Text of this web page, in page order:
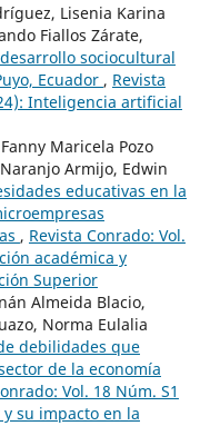
Lisenia Karina
Fiallos Zárate,
sociocultural
Ecuador , Revista
Inteligencia artificial
Maricela Pozo
Armijo, Edwin
educativas en la
, Revista Conrado: Vol.
académica y
Superior
Almeida Blacio,
Norma Eulalia
debilidades que
de la economía
Vol. 18 Núm. S1
su impacto en la